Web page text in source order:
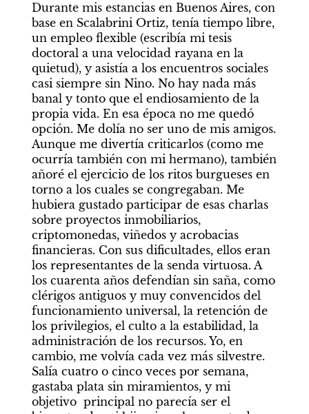
Durante mis estancias en Buenos Aires, con
base en Scalabrini Ortiz, tenía tiempo libre,
un empleo flexible (escribía mi tesis
doctoral a una velocidad rayana en la
quietud), y asistía a los encuentros sociales
casi siempre sin Nino. No hay nada más
banal y tonto que el endiosamiento de la
propia vida. En esa época no me quedó
opción. Me dolía no ser uno de mis amigos.
Aunque me divertía criticarlos (como me
ocurría también con mi hermano), también
añoré el ejercicio de los ritos burgueses en
torno a los cuales se congregaban. Me
hubiera gustado participar de esas charlas
sobre proyectos inmobiliarios,
criptomonedas, viñedos y acrobacias
financieras. Con sus dificultades, ellos eran
los representantes de la senda virtuosa. A
los cuarenta años defendían sin saña, como
clérigos antiguos y muy convencidos del
funcionamiento universal, la retención de
los privilegios, el culto a la estabilidad, la
administración de los recursos. Yo, en
cambio, me volvía cada vez más silvestre.
Salía cuatro o cinco veces por semana,
gastaba plata sin miramientos, y mi
objetivo  principal no parecía ser el